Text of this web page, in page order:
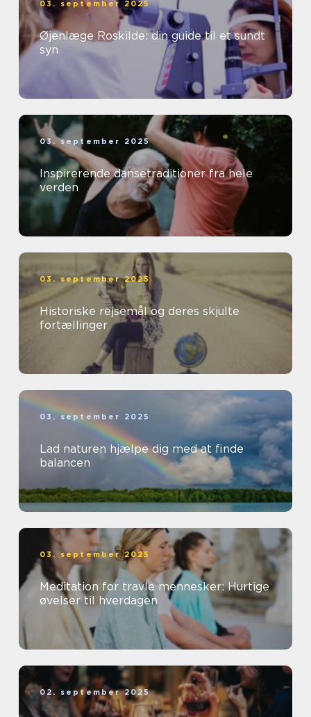
03. september 2025
Øjenlæge Roskilde: din guide til et sundt
syn
03. september 2025
Inspirerende dansetraditioner fra hele
verden
03. september 2025
Historiske rejsemål og deres skjulte
fortællinger
03. september 2025
Lad naturen hjælpe dig med at finde
balancen
03. september 2025
Meditation for travle mennesker: Hurtige
øvelser til hverdagen
02. september 2025